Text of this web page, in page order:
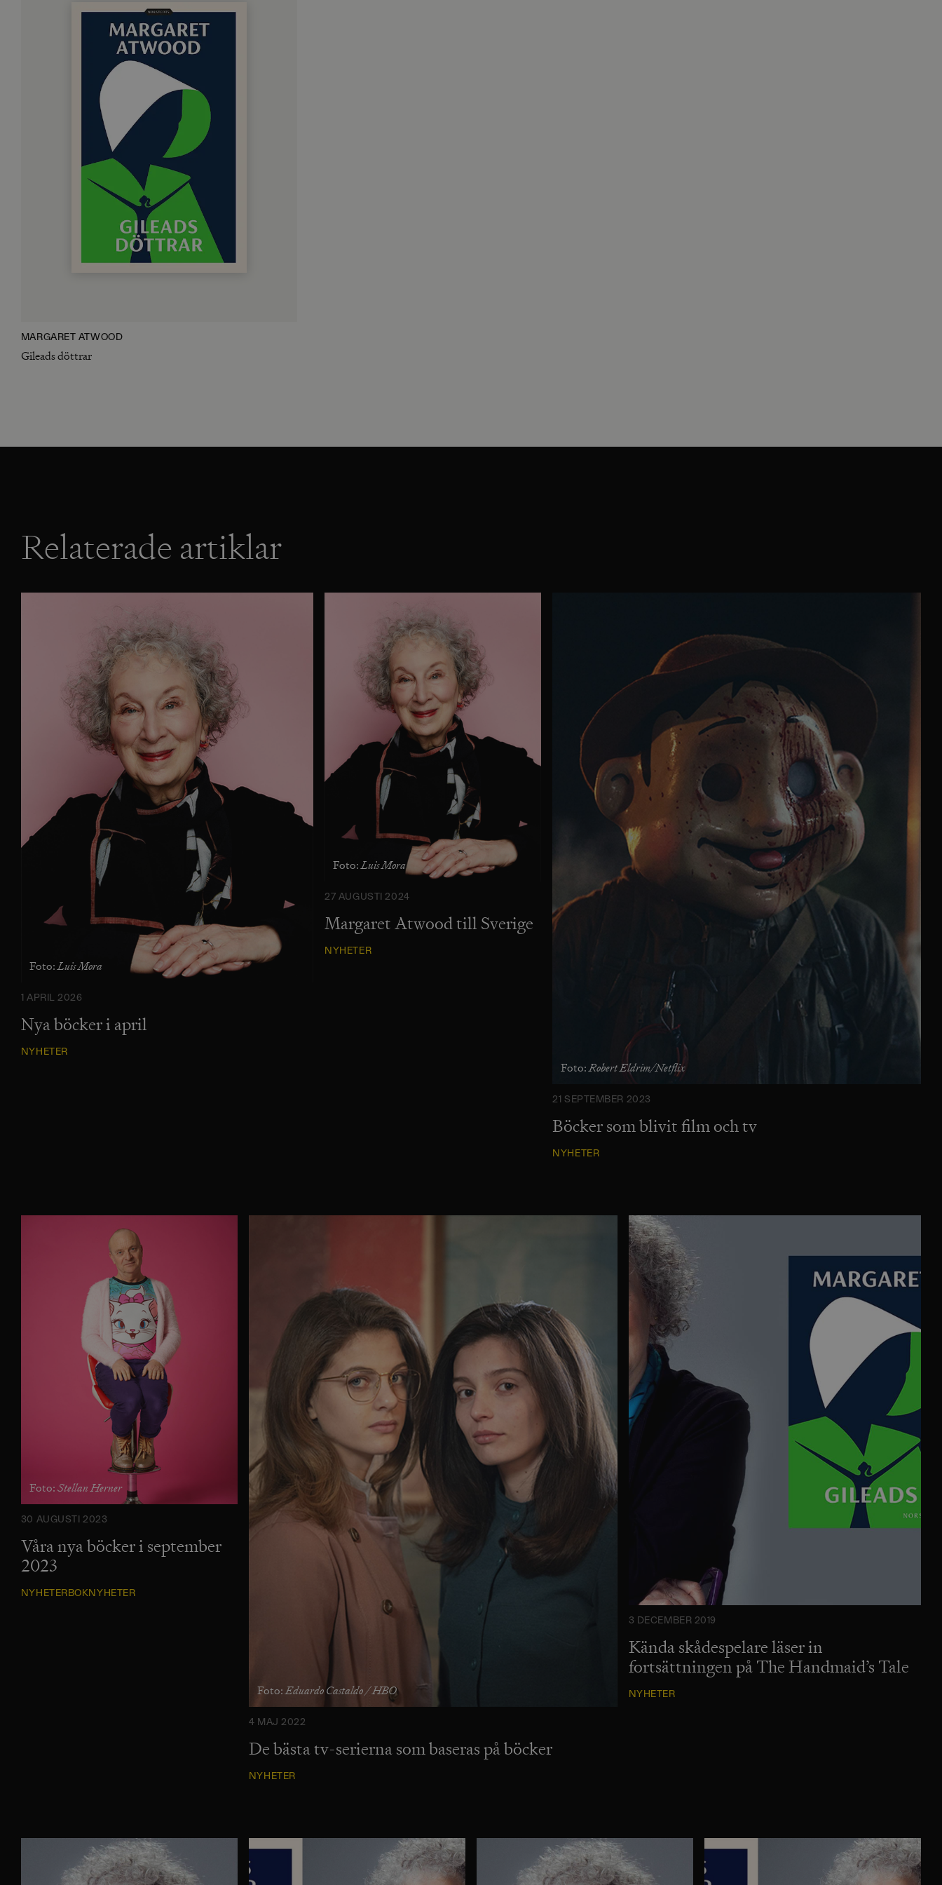
MARGARET ATWOOD
Gileads döttrar
Relaterade artiklar
Foto:Luis Mora
1 APRIL 2026
Nya böcker i april
NYHETER
Foto:Luis Mora
27 AUGUSTI 2024
Margaret Atwood till Sverige
NYHETER
Foto:Robert Eldrim/Netflix
21 SEPTEMBER 2023
Böcker som blivit film och tv
NYHETER
Foto:Stellan Herner
30 AUGUSTI 2023
Våra nya böcker i september
2023
NYHETER BOKNYHETER
Foto:Eduardo Castaldo / HBO
4 MAJ 2022
De bästa tv-serierna som baseras på böcker
NYHETER
3 DECEMBER 2019
Kända skådespelare läser in
fortsättningen på The Handmaid’s Tale
NYHETER